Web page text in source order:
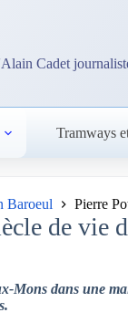
Cadet
Tramways
Baroeul Pierre
de vie
Mons dans une